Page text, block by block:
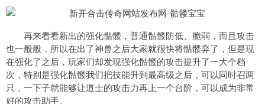
再来看看新出的强化骷髅，普通骷髅防低、脆弱，而且攻击
也一般般，所以在出了神兽之后大家就很快将骷髅弃了，但是现
在强化了之后，玩家们却发现强化骷髅的攻击提升了一大个档
次，特别是强化骷髅我们把技能升到最高级之后，可以同时召两
只，一下子就能够让道士的攻击力再上一个台阶，可以成为非常
好的攻击助手。